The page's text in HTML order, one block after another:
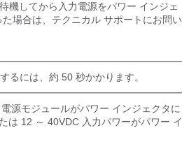
機してから入力電源をパワー インジェ
場合は、テクニカル サポートにお問い
るには、約 50 秒かかります。
源モジュールがパワー インジェクタに
は 12 ～ 40VDC 入力パワーがパワー イ